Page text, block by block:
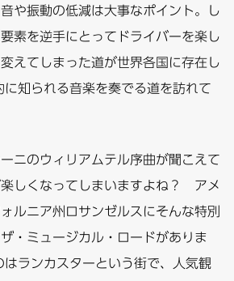
や振動の低減は大事なポイント。し
素を逆手にとってドライバーを楽し
えてしまった道が世界各国に存在し
に知られる音楽を奏でる道を訪れて
ニのウィリアムテル序曲が聞こえて
しくなってしまいますよね？ アメ
ルニア州ロサンゼルスにそんな特別
・ミュージカル・ロードがありま
はランカスターという街で、人気観